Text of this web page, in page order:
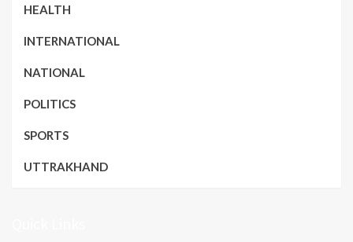
HEALTH
INTERNATIONAL
NATIONAL
POLITICS
SPORTS
UTTRAKHAND